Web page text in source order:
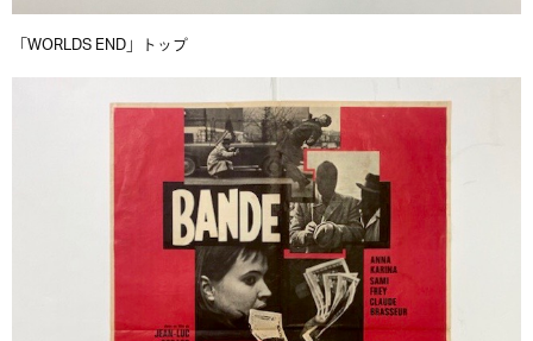
「WORLDS END」トップ